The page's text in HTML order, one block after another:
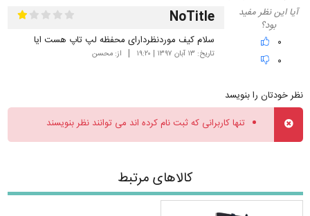
آیا این نظر مفید
بود؟
۰
۰
NoTitle
سلام کیف موردنظردارای محفظه لپ تاپ هست ایا
تاریخ: ۱۳ آبان ۱۳۹۷ | ۱۹:۲۰ از: محسن
نظر خودتان را بنویسد
تنها کاربرانی که ثبت نام کرده اند می توانند نظر بنویسند
کالاهای مرتبط